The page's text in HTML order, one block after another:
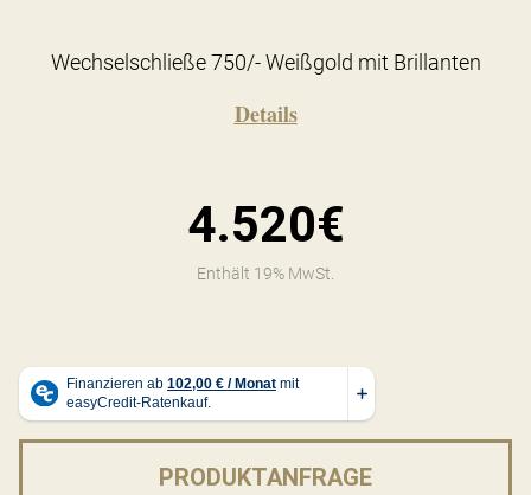
Wechselschließe 750/- Weißgold mit Brillanten
Details
4.520€
Enthält 19% MwSt.
PRODUKTANFRAGE